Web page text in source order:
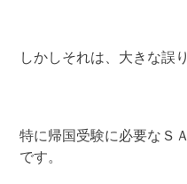
しかしそれは、大きな誤
特に帰国受験に必要なＳ
です。